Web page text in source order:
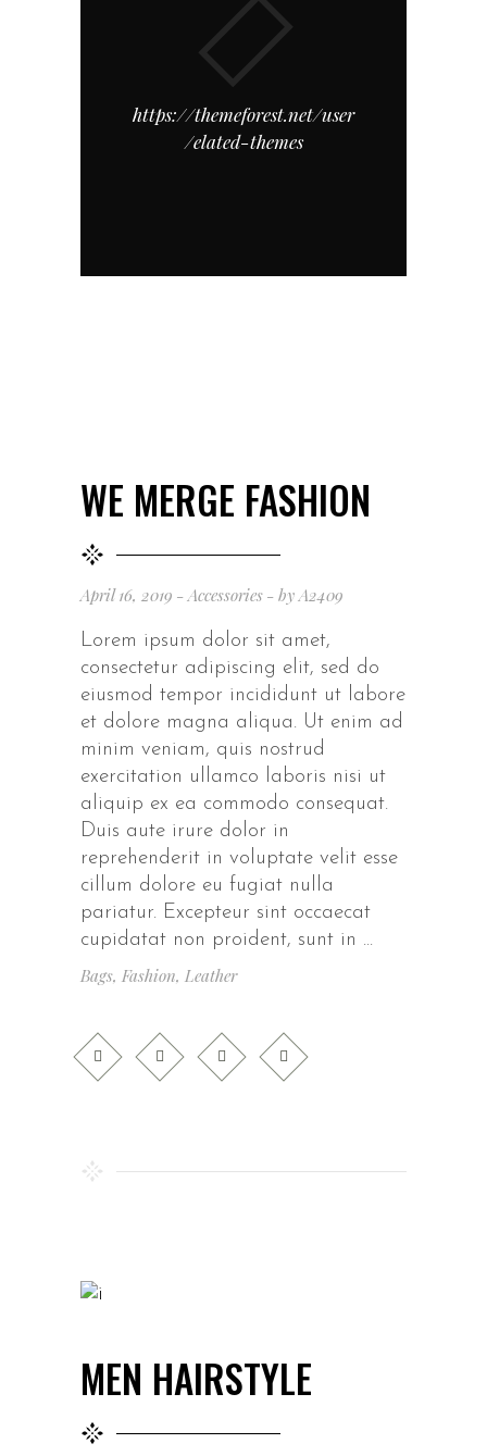
https://themeforest.net/user
/elated-themes
WE MERGE FASHION
April 16, 2019 Accessories byA2409
Lorem ipsum dolor sit amet,
consectetur adipiscing elit, sed do
eiusmod tempor incididunt ut labore
et dolore magna aliqua. Ut enim ad
minim veniam, quis nostrud
exercitation ullamco laboris nisi ut
aliquip ex ea commodo consequat.
Duis aute irure dolor in
reprehenderit in voluptate velit esse
cillum dolore eu fugiat nulla
pariatur. Excepteur sint occaecat
cupidatat non proident, sunt in
Bags, Fashion, Leather
MEN HAIRSTYLE